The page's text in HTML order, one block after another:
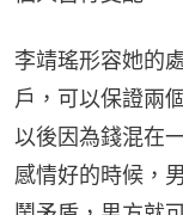
李靖瑤形容她的
戶，可以保證兩
以後因為錢混在
感情好的時候，